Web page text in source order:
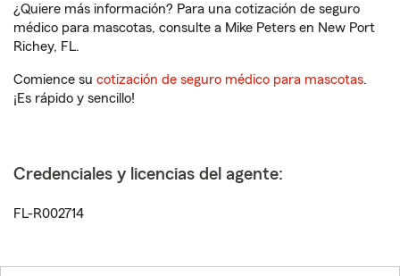
¿Quiere más información? Para una cotización de seguro
médico para mascotas, consulte a Mike Peters en New Port
Richey, FL.
Comience su cotización de seguro médico para mascotas.
¡Es rápido y sencillo!
Credenciales y licencias del agente:
FL-R002714